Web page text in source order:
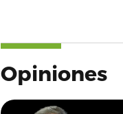
Opiniones